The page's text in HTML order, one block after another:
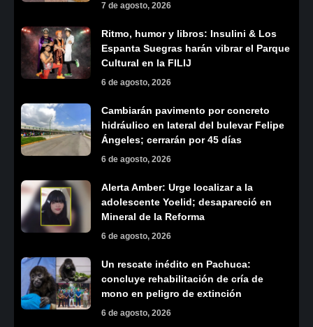
7 de agosto, 2026
Ritmo, humor y libros: Insulini & Los
Espanta Suegras harán vibrar el Parque
Cultural en la FILIJ
6 de agosto, 2026
Cambiarán pavimento por concreto
hidráulico en lateral del bulevar Felipe
Ángeles; cerrarán por 45 días
6 de agosto, 2026
Alerta Amber: Urge localizar a la
adolescente Yoelid; desapareció en
Mineral de la Reforma
6 de agosto, 2026
Un rescate inédito en Pachuca:
concluye rehabilitación de cría de
mono en peligro de extinción
6 de agosto, 2026